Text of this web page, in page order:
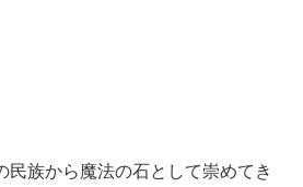
民族から魔法の石として崇めてき